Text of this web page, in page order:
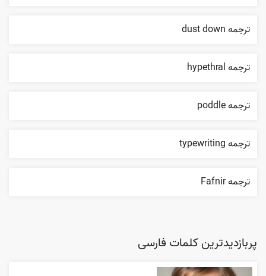
ترجمه dust down
ترجمه hypethral
ترجمه poddle
ترجمه typewriting
ترجمه Fafnir
پربازدیدترین کلمات فارسی